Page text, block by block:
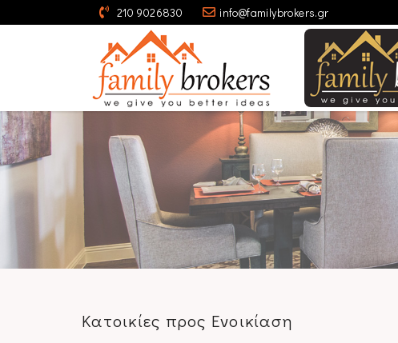
210 9026830 info@familybrokers.gr
Κατοικίες προς Ενοικίαση